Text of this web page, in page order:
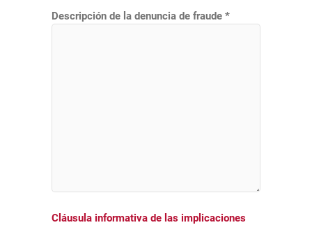
Descripción de la denuncia de fraude *
Cláusula informativa de las implicaciones